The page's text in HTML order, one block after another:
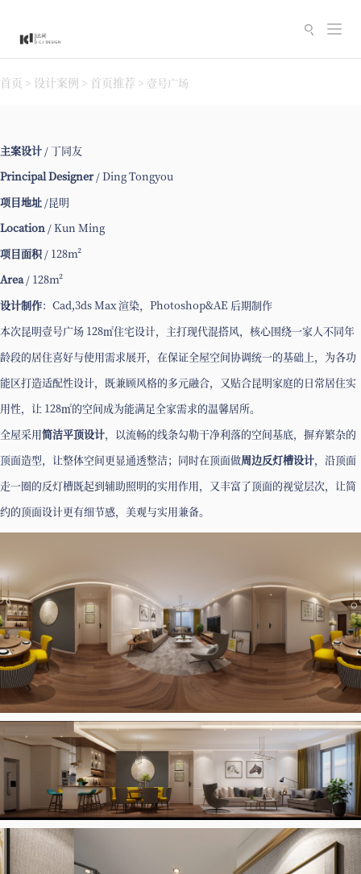
切
换
首页 > 设计案例 > 首页推荐 > 壹号广场
主案设计 / 丁同友
Principal Designer/ Ding Tongyou
项目地址 /昆明
Location / Kun Ming
项目面积 / 128m²
Area/ 128m²
设计制作：Cad,3ds Max 渲染，Photoshop&AE 后期制作
本次昆明壹号广场 128㎡住宅设计，主打现代混搭风，核心围绕一家人不同年
龄段的居住喜好与使用需求展开，在保证全屋空间协调统一的基础上，为各功
能区打造适配性设计，既兼顾风格的多元融合，又贴合昆明家庭的日常居住实
用性，让 128㎡的空间成为能满足全家需求的温馨居所。
全屋采用简洁平顶设计，以流畅的线条勾勒干净利落的空间基底，摒弃繁杂的
顶面造型，让整体空间更显通透整洁；同时在顶面做周边反灯槽设计，沿顶面
走一圈的反灯槽既起到辅助照明的实用作用，又丰富了顶面的视觉层次，让简
约的顶面设计更有细节感，美观与实用兼备。